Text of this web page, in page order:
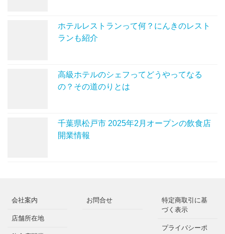
ホテルレストランって何？にんきのレスト
ランも紹介
高級ホテルのシェフってどうやってなる
の？その道のりとは
千葉県松戸市 2025年2月オープンの飲食店
開業情報
会社案内
店舗所在地
お問合せ
特定商取引に基
づく表示
プライバシーポ